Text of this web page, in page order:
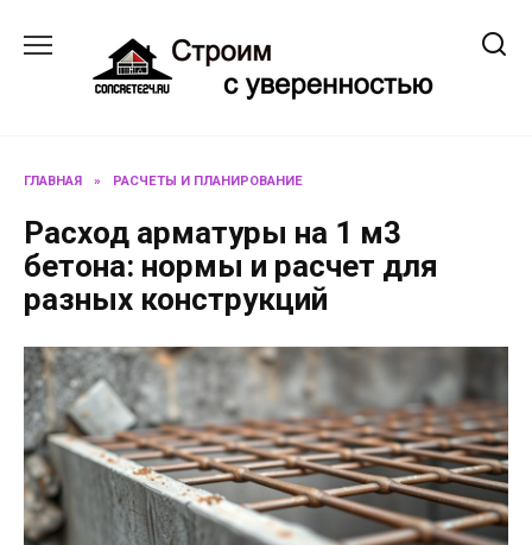
содержанию
ГЛАВНАЯ » РАСЧЕТЫ И ПЛАНИРОВАНИЕ
Расход арматуры на 1 м3
бетона: нормы и расчет для
разных конструкций